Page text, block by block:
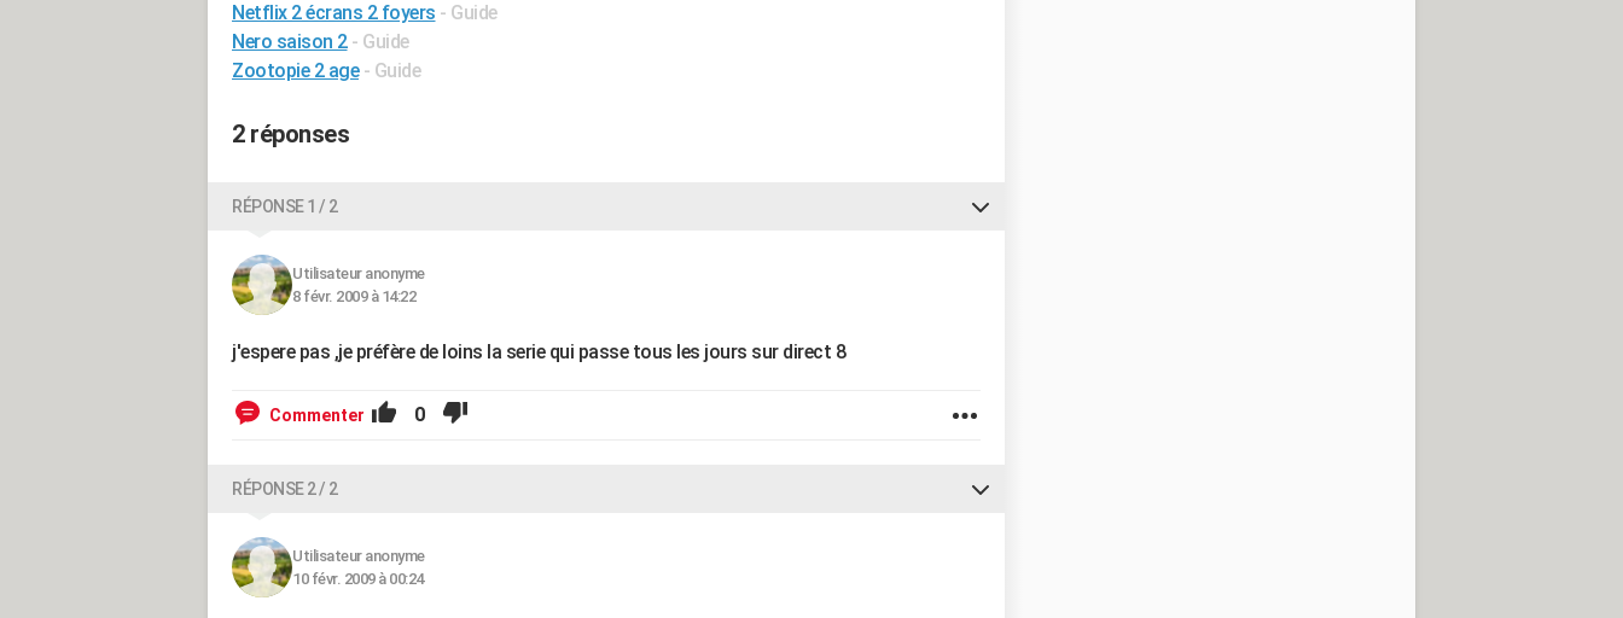
Netflix 2 écrans 2 foyers - Guide
Nero saison 2 - Guide
Zootopie 2 age - Guide
2 réponses
RÉPONSE 1 / 2
Utilisateur anonyme
8 févr. 2009 à 14:22
j'espere pas ,je préfère de loins la serie qui passe tous les jours sur direct 8
Commenter 0
RÉPONSE 2 / 2
Utilisateur anonyme
10 févr. 2009 à 00:24